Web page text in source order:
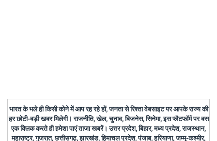
भारत के भले ही किसी कोने में आप रह रहे हों, जनता से रिश्ता वेबसाइट पर आपके राज्य की
हर छोटी-बड़ी खबर मिलेगी। राजनीति, खेल, चुनाव, बिजनेस, सिनेमा, इस प्लैटफॉर्म पर बस
एक क्लिक करते ही हमेशा पाएं ताजा खबरें। उत्तर प्रदेश, बिहार, मध्य प्रदेश, राजस्थान,
महाराष्ट्र, गुजरात, छत्तीसगढ़, झारखंड, हिमाचल प्रदेश, पंजाब, हरियाणा, जम्मू-कश्मीर,